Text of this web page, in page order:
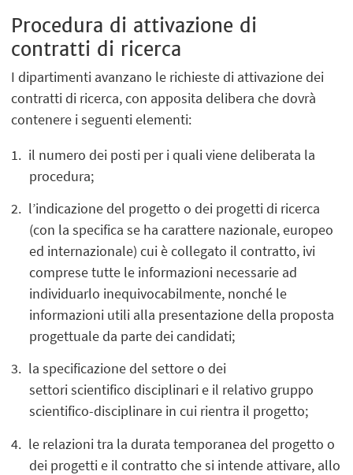
Procedura di attivazione di
contratti di ricerca
I dipartimenti avanzano le richieste di attivazione dei
contratti di ricerca, con apposita delibera che dovrà
contenere i seguenti elementi:
il numero dei posti per i quali viene deliberata la
procedura;
l’indicazione del progetto o dei progetti di ricerca
(con la specifica se ha carattere nazionale, europeo
ed internazionale) cui è collegato il contratto, ivi
comprese tutte le informazioni necessarie ad
individuarlo inequivocabilmente, nonché le
informazioni utili alla presentazione della proposta
progettuale da parte dei candidati;
la specificazione del settore o dei
settori scientifico disciplinari e il relativo gruppo
scientifico-disciplinare in cui rientra il progetto;
le relazioni tra la durata temporanea del progetto o
dei progetti e il contratto che si intende attivare, allo